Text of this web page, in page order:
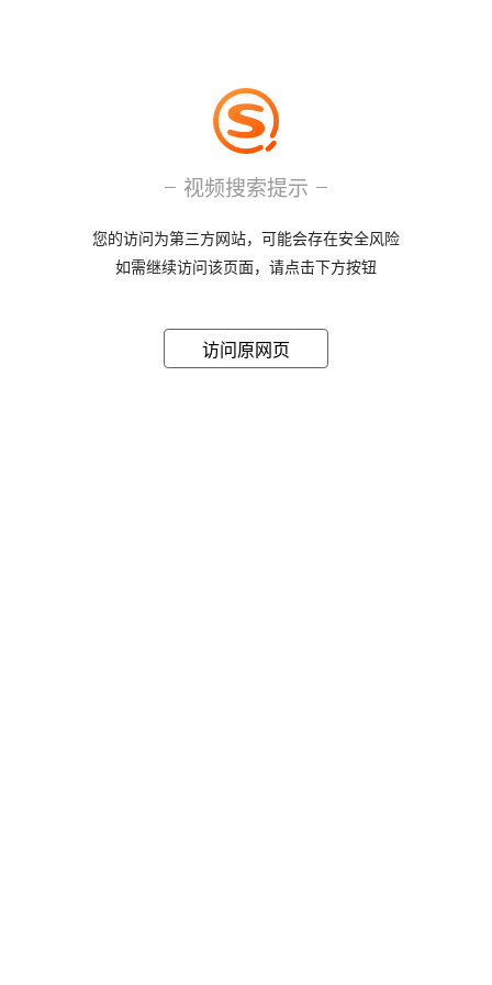
视频搜索提示
您的访问为第三方网站，可能会存在安全风险
如需继续访问该页面，请点击下方按钮
访问原网页